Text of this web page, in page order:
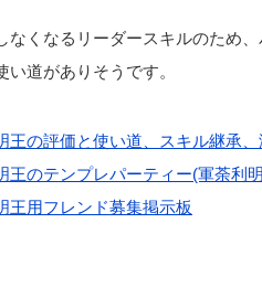
なくなるリーダースキルのため
い道がありそうです。
王の評価と使い道、スキル継承
王のテンプレパーティー(軍荼利
王用フレンド募集掲示板